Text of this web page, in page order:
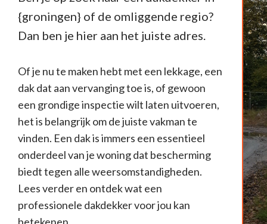
{groningen} of de omliggende regio?
Dan ben je hier aan het juiste adres.
Of je nu te maken hebt met een lekkage, een
dak dat aan vervanging toe is, of gewoon
een grondige inspectie wilt laten uitvoeren,
het is belangrijk om de juiste vakman te
vinden. Een dak is immers een essentieel
onderdeel van je woning dat bescherming
biedt tegen alle weersomstandigheden.
Lees verder en ontdek wat een
professionele dakdekker voor jou kan